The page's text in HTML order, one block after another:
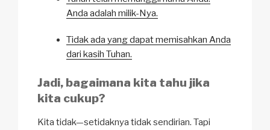
Anda adalah milik-Nya.
Tidak ada yang dapat memisahkan Anda
dari kasih Tuhan.
Jadi, bagaimana kita tahu jika
kita cukup?
Kita tidak—setidaknya tidak sendirian. Tapi